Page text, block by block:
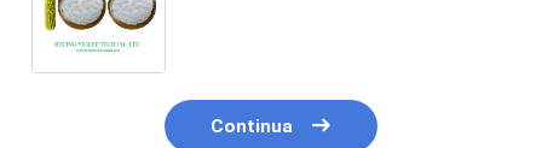
Continua